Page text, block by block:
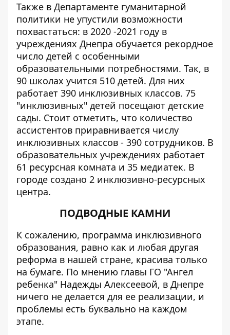
Также в Департаменте гуманитарной
политики не упустили возможности
похвастаться: в 2020 -2021 году в
учреждениях Днепра обучается рекордное
число детей с особенными
образовательными потребностями. Так, в
90 школах учится 510 детей. Для них
работает 390 инклюзивных классов. 75
"инклюзивных" детей посещают детские
сады. Стоит отметить, что количество
ассистентов приравнивается числу
инклюзивных классов - 390 сотрудников. В
образовательных учреждениях работает
61 ресурсная комната и 35 медиатек. В
городе создано 2 инклюзивно-ресурсных
центра.
ПОДВОДНЫЕ КАМНИ
К сожалению, программа инклюзивного
образования, равно как и любая другая
реформа в нашей стране, красива только
на бумаге. По мнению главы ГО "Ангел
ребенка" Надежды Алексеевой, в Днепре
ничего не делается для ее реализации, и
проблемы есть буквально на каждом
этапе.